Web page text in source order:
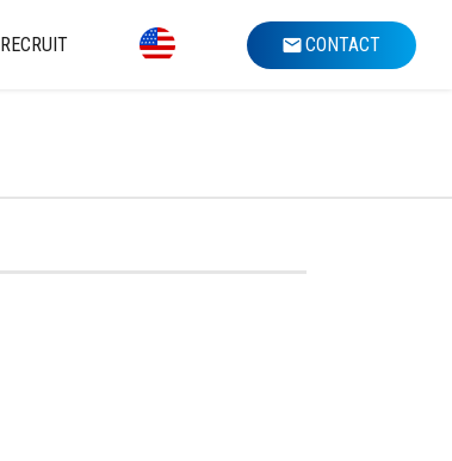
RECRUIT CONTACT